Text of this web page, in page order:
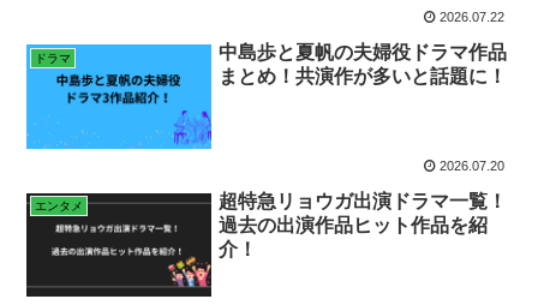
2026.07.22
ドラマ
中島歩と夏帆の夫婦役ドラマ作品
まとめ！共演作が多いと話題に！
2026.07.20
エンタメ
超特急リョウガ出演ドラマ一覧！
過去の出演作品ヒット作品を紹
介！